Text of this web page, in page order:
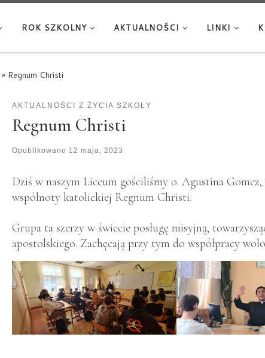
ROK SZKOLNY AKTUALNOŚCI LINKI
» Regnum Christi
AKTUALNOŚCI Z ŻYCIA SZKOŁY
Regnum Christi
Opublikowano 12 maja, 2023
Dziś w naszym Liceum gościliśmy o. Agustina
wspólnoty katolickiej Regnum Christi.
Grupa ta szerzy w świecie posługę misyjną,
apostolskiego. Zachęcają przy tym do współpracy